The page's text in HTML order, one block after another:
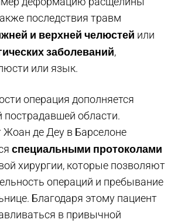
последствия травм
и верхней челюстей или
заболеваний,
или язык.
операция дополняется
пострадавшей области.
Жоан де Деу в Барселоне
специальными протоколами
хирургии, которые позволяют
операций и пребывание
Благодаря этому пациент
в привычной